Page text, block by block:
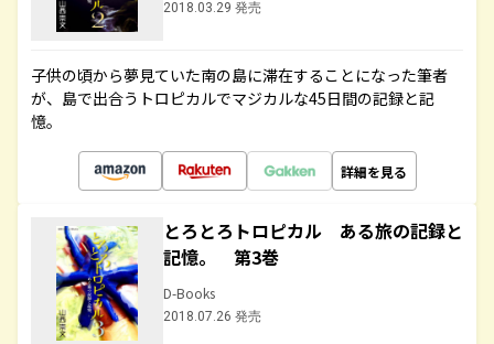
2018.03.29 発売
子供の頃から夢見ていた南の島に滞在することになった筆者
が、島で出合うトロピカルでマジカルな45日間の記録と記
憶。
詳細を見る
とろとろトロピカル ある旅の記録と
記憶。 第3巻
D-Books
2018.07.26 発売